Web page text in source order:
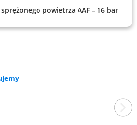
powietrza AAF – 16 bar